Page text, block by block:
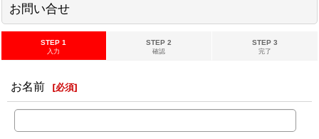
お問い合せ
STEP 1
入力
STEP 2
確認
STEP 3
完了
お名前 [必須]